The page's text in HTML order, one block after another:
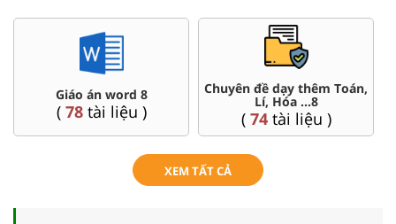
Chuyên đề dạy thêm Toán,
Lí, Hóa ...8
(74tài liệu )
Đề thi HSG 8
( 5tài liệu )
XEM TẤT CẢ